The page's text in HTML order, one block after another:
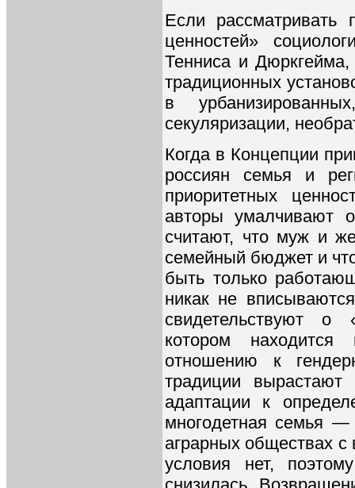
Если рассматривать
ценностей»
Тенниса и Дюркгейма,
традиционных
в
секуляризации,
Когда в Концепции
россиян семья и
приоритетных
авторы умалчивают
считают, что муж и
семейный бюджет и
быть только
никак не
свидетельствуют о
котором находится
отношению к
традиции
адаптации к
многодетная семья
аграрных обществах с
условия нет,